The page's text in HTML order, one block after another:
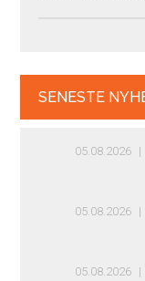
SENESTE
05.08.2026
05.08.2026
05.08.2026